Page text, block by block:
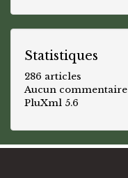
Statistiques
286 articles
Aucun commentaire
PluXml 5.6